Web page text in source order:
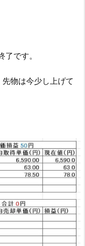
です。
物は今少し上げて